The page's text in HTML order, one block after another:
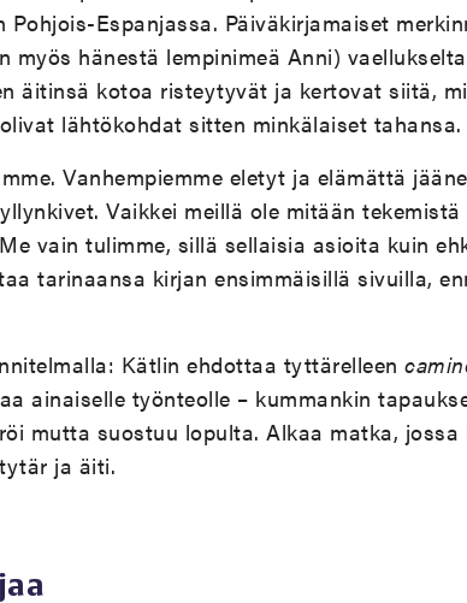
Espanjassa. Päiväkirjamaiset
myös hänestä lempinimeä Anni)
äitinsä kotoa risteytyvät ja kertovat siitä,
lähtökohdat sitten minkälaiset tahansa.
Vanhempiemme eletyt ja elämättä
Vaikkei meillä ole mitään tekemistä
vain tulimme, sillä sellaisia asioita kuin
tarinaansa kirjan ensimmäisillä sivuilla,
Kätlin ehdottaa tyttärelleen
ainaiselle työnteolle – kummankin
mutta suostuu lopulta. Alkaa matka, jossa
ja äiti.